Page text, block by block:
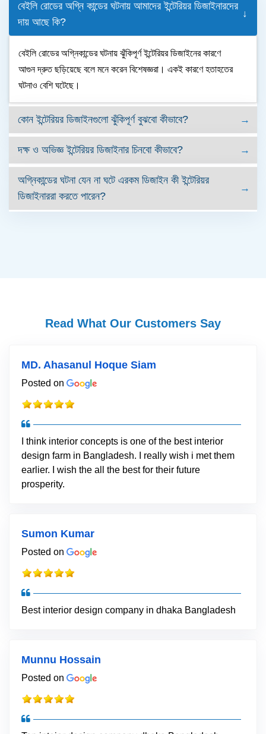
বেইলি রোডের অগ্নি কান্ডের ঘটনায় আমাদের ইন্টেরিয়র ডিজাইনারদের
দায় আছে কি?
বেইলি রোডের অগ্নিকান্ডের ঘটনায় ঝুঁকিপূর্ণ ইন্টেরিয়র ডিজাইনের কারণে
আগুন দ্রুত ছড়িয়েছে বলে মনে করেন বিশেষজ্ঞরা। একই কারণে হতাহতের
ঘটনাও বেশি ঘটেছে।
কোন ইন্টেরিয়র ডিজাইনগুলো ঝুঁকিপূর্ণ বুঝবো কীভাবে?
দক্ষ ও অভিজ্ঞ ইন্টেরিয়র ডিজাইনার চিনবো কীভাবে?
অগ্নিকান্ডের ঘটনা যেন না ঘটে এরকম ডিজাইন কী ইন্টেরিয়র
ডিজাইনাররা করতে পারেন?
Read What Our Customers Say
MD. Ahasanul Hoque Siam
Posted on
I think interior concepts is one of the best interior
design farm in Bangladesh. I really wish i met them
earlier. I wish the all the best for their future
prosperity.
Sumon Kumar
Posted on
Best interior design company in dhaka Bangladesh
Munnu Hossain
Posted on